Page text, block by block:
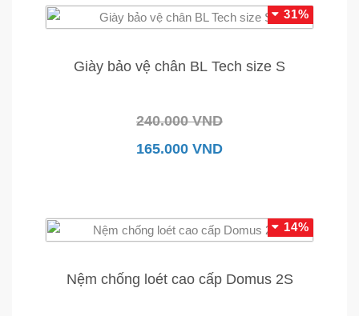
31%
Giày bảo vệ chân BL Tech size S
240.000 VND
165.000 VND
14%
Nệm chống loét cao cấp Domus 2S